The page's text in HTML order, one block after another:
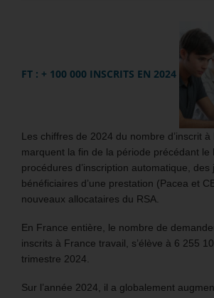
FT : + 100 000 INSCRITS EN 2024
Les chiffres de 2024 du nombre d’inscrit
marquent la fin de la période précédant le
procédures d’inscription automatique, des
bénéficiaires d’une prestation (Pacea et
nouveaux allocataires du RSA.
En France entière, le nombre de
inscrits à France travail, s’élève à 6 255
trimestre 2024.
Sur l’année 2024, il a globalement